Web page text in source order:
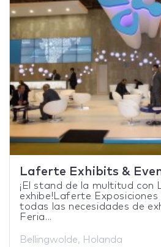
Laferte Exhibits &
¡El stand de la multitud con
exhibe!Laferte Exposiciones
todas las necesidades de
Feria...
Bellingwolde, Holanda